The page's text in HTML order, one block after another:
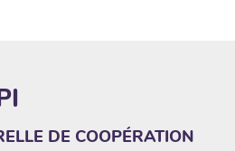
DE COOPÉRATION